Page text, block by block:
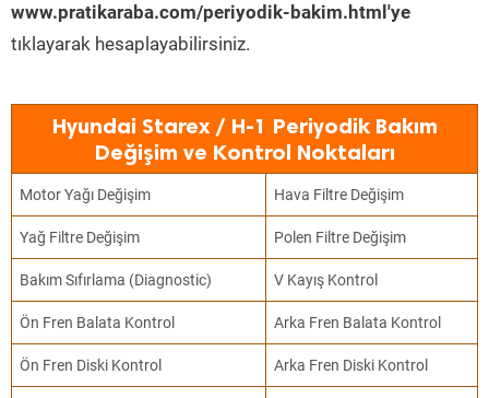
www.pratikaraba.com/periyodik-bakim.html'ye
tıklayarak hesaplayabilirsiniz.
Hyundai Starex / H-1 Periyodik Bakım
Değişim ve Kontrol Noktaları
Motor Yağı Değişim Hava Filtre Değişim
Yağ Filtre Değişim Polen Filtre Değişim
Bakım Sıfırlama (Diagnostic) V Kayış Kontrol
Ön Fren Balata Kontrol Arka Fren Balata Kontrol
Ön Fren Diski Kontrol Arka Fren Diski Kontrol